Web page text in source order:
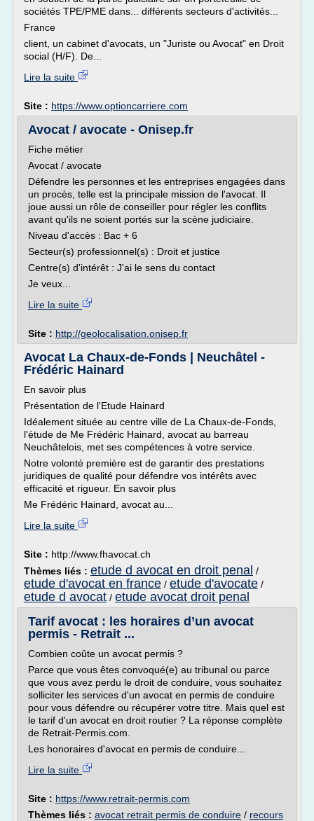
sociétés TPE/PME dans... différents secteurs d'activités...
France
client, un cabinet d'avocats, un "Juriste ou Avocat" en Droit
social (H/F). De...
Lire la suite
Site : https://www.optioncarriere.com
Avocat / avocate - Onisep.fr
Fiche métier
Avocat / avocate
Défendre les personnes et les entreprises engagées dans
un procès, telle est la principale mission de l'avocat. Il
joue aussi un rôle de conseiller pour régler les conflits
avant qu'ils ne soient portés sur la scène judiciaire.
Niveau d'accès : Bac + 6
Secteur(s) professionnel(s) : Droit et justice
Centre(s) d'intérêt : J'ai le sens du contact
Je veux...
Lire la suite
Site : http://geolocalisation.onisep.fr
Avocat La Chaux-de-Fonds | Neuchâtel -
Frédéric Hainard
En savoir plus
Présentation de l'Etude Hainard
Idéalement située au centre ville de La Chaux-de-Fonds,
l'étude de Me Frédéric Hainard, avocat au barreau
Neuchâtelois, met ses compétences à votre service.
Notre volonté première est de garantir des prestations
juridiques de qualité pour défendre vos intérêts avec
efficacité et rigueur. En savoir plus
Me Frédéric Hainard, avocat au...
Lire la suite
Site : http://www.fhavocat.ch
Thèmes liés : etude d avocat en droit penal /
etude d'avocat en france / etude d'avocate /
etude d avocat / etude avocat droit penal
Tarif avocat : les horaires d’un avocat
permis - Retrait ...
Combien coûte un avocat permis ?
Parce que vous êtes convoqué(e) au tribunal ou parce
que vous avez perdu le droit de conduire, vous souhaitez
solliciter les services d'un avocat en permis de conduire
pour vous défendre ou récupérer votre titre. Mais quel est
le tarif d'un avocat en droit routier ? La réponse complète
de Retrait-Permis.com.
Les honoraires d'avocat en permis de conduire...
Lire la suite
Site : https://www.retrait-permis.com
Thèmes liés : avocat retrait permis de conduire / recours